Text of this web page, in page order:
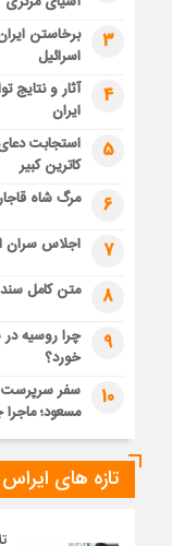
3
برخاستن
اسرائیل
4
آثار و نتایج
ایران
5
استجابت
کاترین کبیر
6 مرگ شاه
7 اجلاس سران
8 متن کامل سند
9
چرا روسیه
خورد؟
10
سفر سرپرست
مسعود؛
تازه های ایراس